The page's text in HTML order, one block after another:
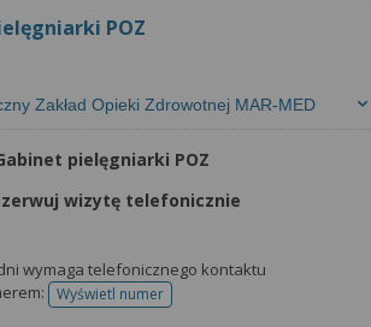
POZ
Zakład Opieki Zdrowotnej MAR-MED
pielęgniarki POZ
wizytę telefonicznie
wymaga telefonicznego kontaktu
Wyświetl numertelefonu do rejestracji